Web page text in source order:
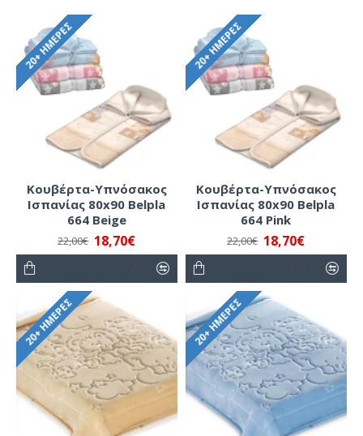
20+ ΗΜΈΡΕΣ
Κουβέρτα-Υπνόσακος
Ισπανίας 80x90 Belpla
664 Beige
18,70€
22,00€
20+ ΗΜΈΡΕΣ
Κουβέρτα-Υπνόσακος
Ισπανίας 80x90 Belpla
664 Pink
18,70€
22,00€
20+ ΗΜΈΡΕΣ 20+ ΗΜΈΡΕΣ